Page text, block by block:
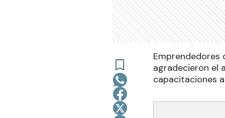
Emprendedores
agradecieron el
capacitaciones